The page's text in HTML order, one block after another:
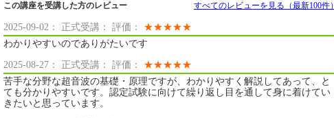
この講座を受講した方のレビュー すべてのレビューを見る（最新100件）
2025-09-02： 正式受講： 評価： ★★★★★
わかりやすいのでありがたいです
2025-08-27： 正式受講： 評価： ★★★★★
苦手な分野な超音波の基礎・原理ですが、わかりやすく解説してあって、と
ても分かりやすいです。認定試験に向けて繰り返し目を通して身に着けてい
きたいと思っています。